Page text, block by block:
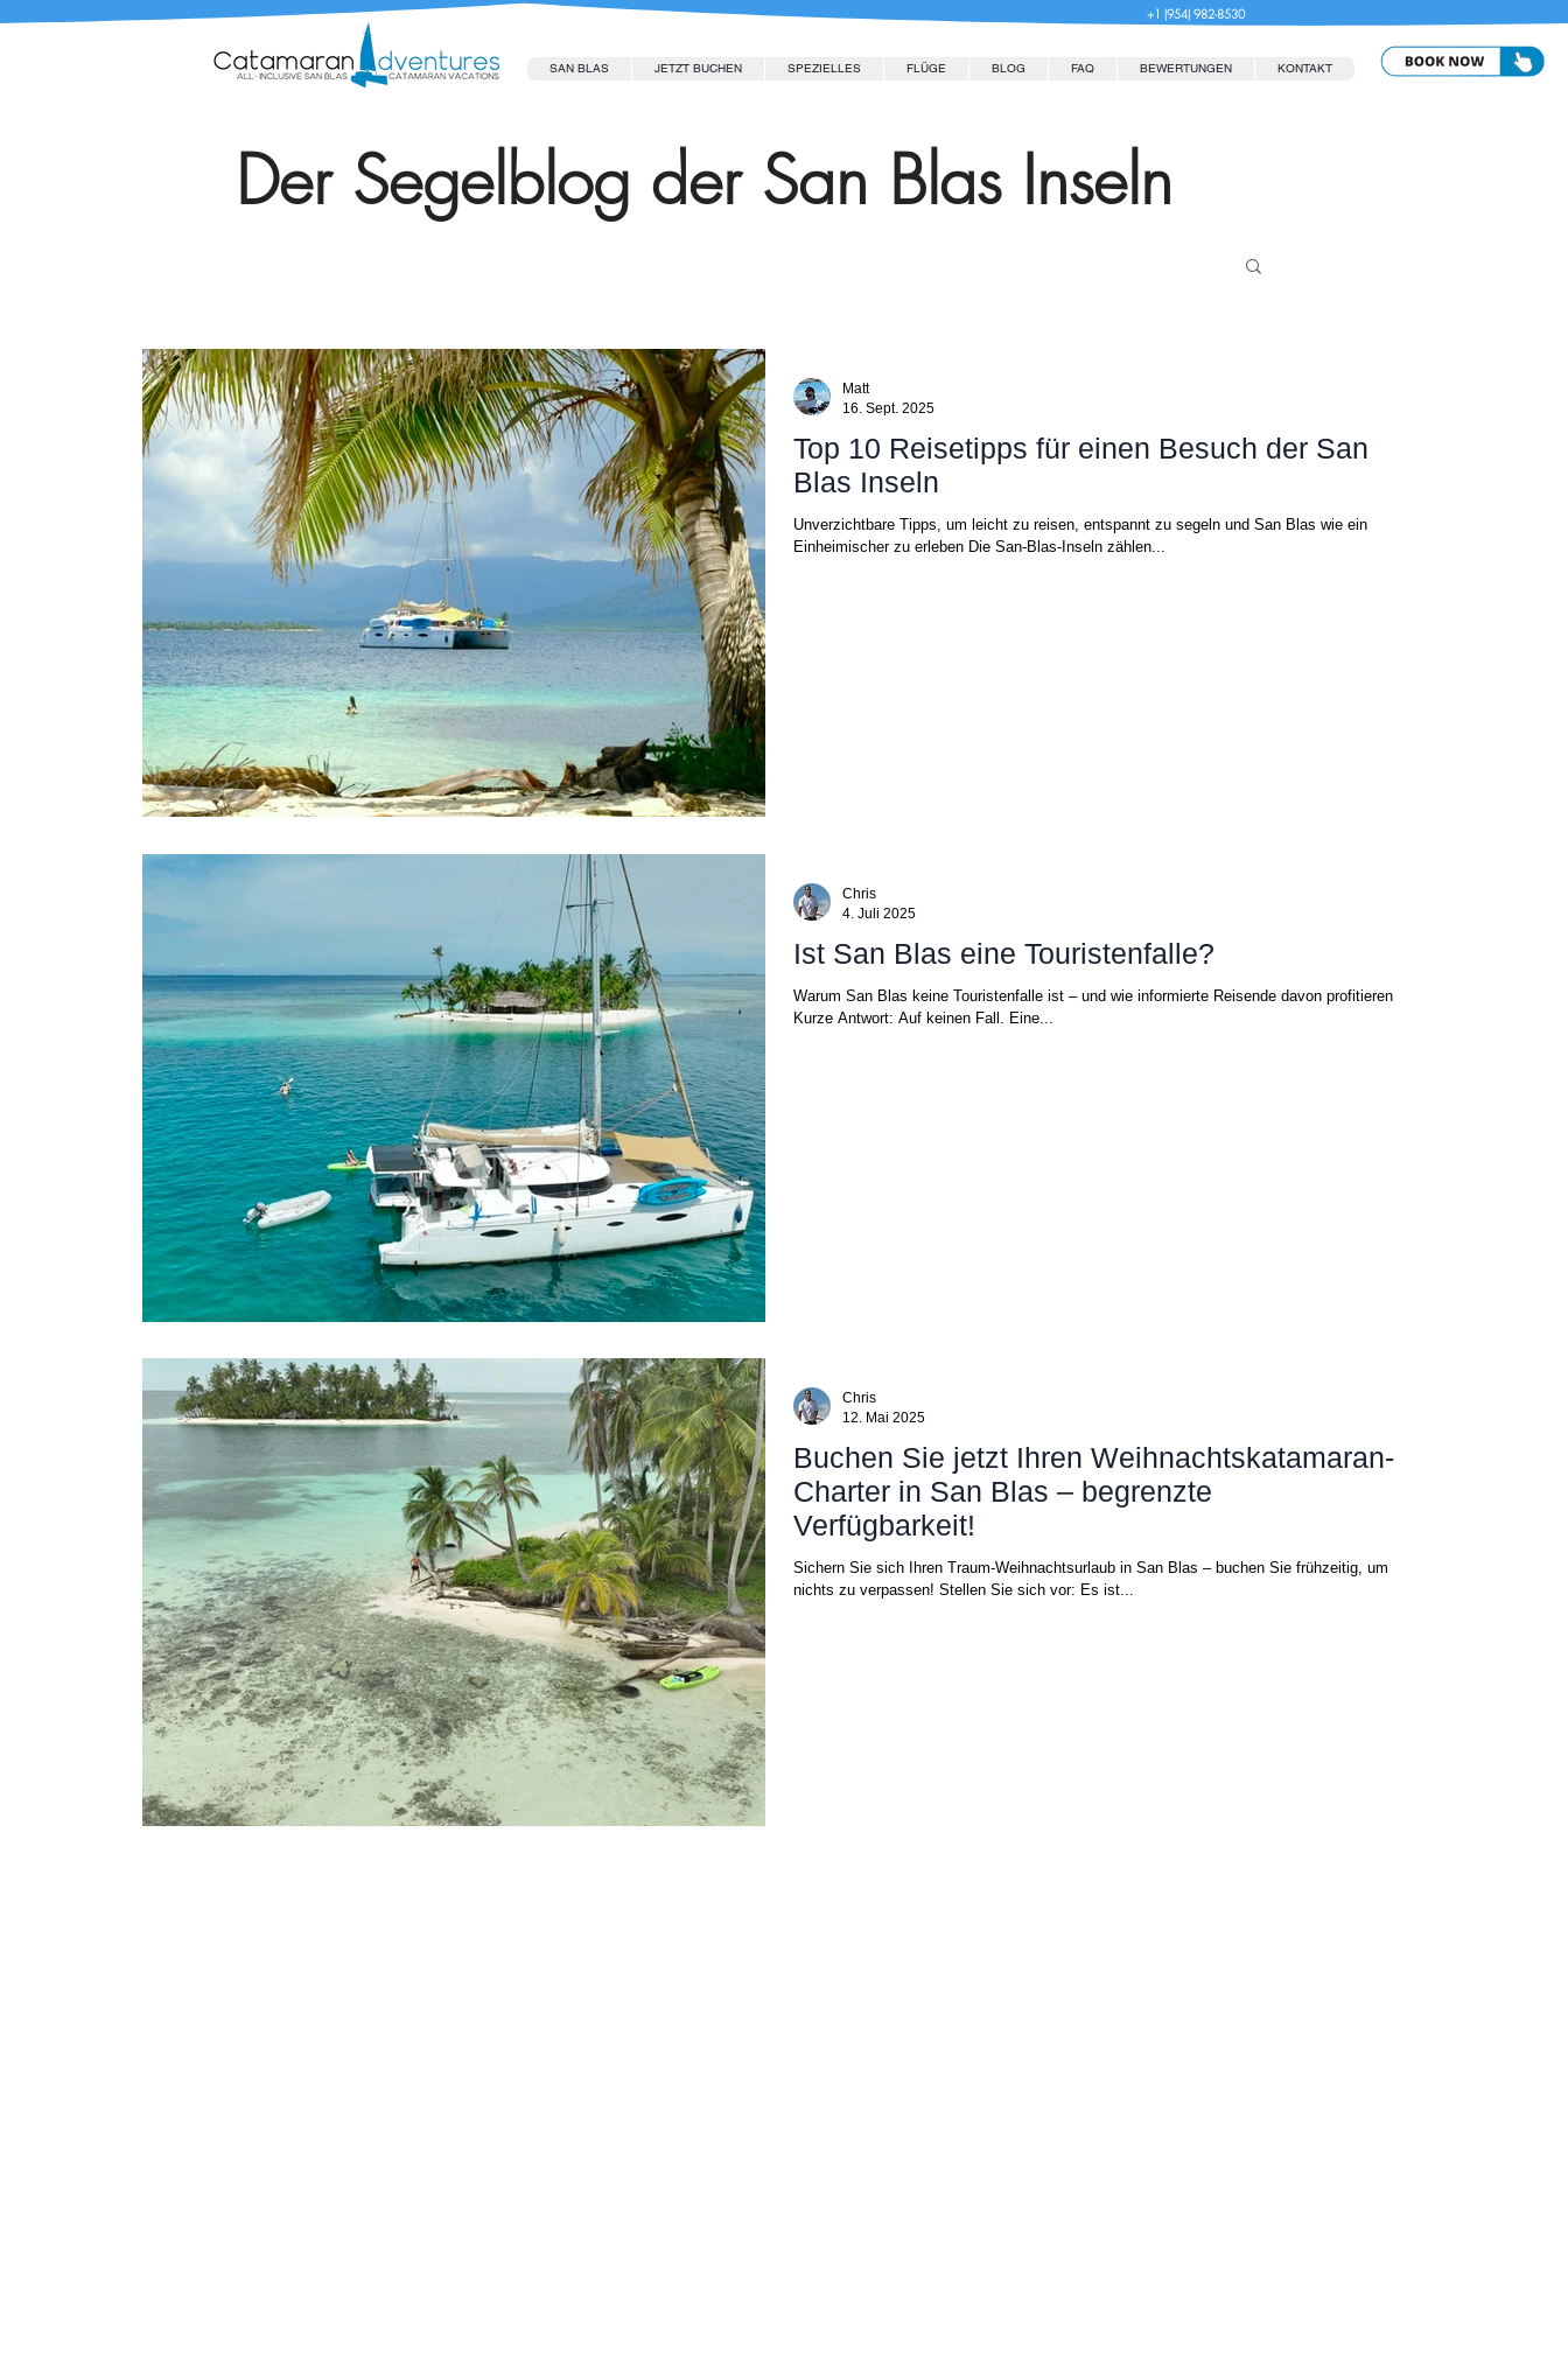
+1 (954) 982-8530
SAN BLAS JETZT BUCHEN SPEZIELLES FLÜGE BLOG FAQ BEWERTUNGEN KONTAKT
Der Segelblog der San Blas Inseln
Top 10 Reisetipps für einen Besuch der San
Blas Inseln
Unverzichtbare Tipps, um leicht zu reisen, entspannt zu segeln und San Blas wie ein
Einheimischer zu erleben Die San-Blas-Inseln zählen...
Matt
16. Sept. 2025
Ist San Blas eine Touristenfalle?
Warum San Blas keine Touristenfalle ist – und wie informierte Reisende davon profitieren
Kurze Antwort: Auf keinen Fall. Eine...
Chris
4. Juli 2025
Buchen Sie jetzt Ihren Weihnachtskatamaran-
Charter in San Blas – begrenzte
Verfügbarkeit!
Sichern Sie sich Ihren Traum-Weihnachtsurlaub in San Blas – buchen Sie frühzeitig, um
nichts zu verpassen! Stellen Sie sich vor: Es ist...
Chris
12. Mai 2025